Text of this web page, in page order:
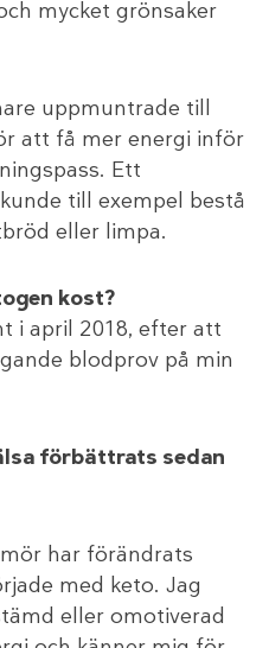
mycket grönsaker
uppmuntrade till
att få mer energi inför
Ett
till exempel bestå
eller limpa.
kost?
i april 2018, efter att
blodprov på min
förbättrats sedan
har förändrats
med keto. Jag
eller omotiverad